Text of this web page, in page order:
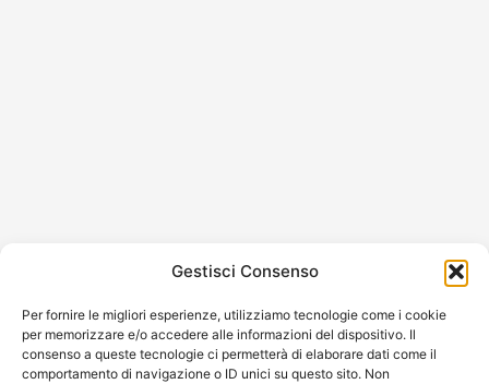
Gestisci Consenso
Per fornire le migliori esperienze, utilizziamo tecnologie come i cookie
per memorizzare e/o accedere alle informazioni del dispositivo. Il
consenso a queste tecnologie ci permetterà di elaborare dati come il
comportamento di navigazione o ID unici su questo sito. Non